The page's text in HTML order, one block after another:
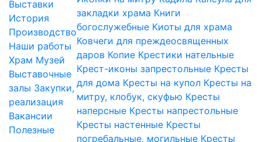
Выставки
История
Производство
Наши работы
Храм Музей
Выставочные
залы Закупки,
реализация
Вакансии
Полезные
закладки храма Книги
богослужебные Киоты для храма
Ковчеги для преждеосвященных
даров Копие Крестики нательные
Крест-иконы запрестольные Кресты
для дома Кресты на купол Кресты на
митру, клобук, скуфью Кресты
наперсные Кресты напрестольные
Кресты настенные Кресты
погребальные, могильные Кресты